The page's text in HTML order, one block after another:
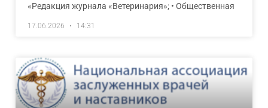
«Редакция журнала «Ветеринария»; • Общественная
17.06.2026 14:31